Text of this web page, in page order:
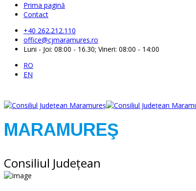
Prima pagină
Contact
+40 262.212.110
office@cjmaramures.ro
Luni - Joi: 08:00 - 16.30; Vineri: 08:00 - 14:00
RO
EN
MARAMUREŞ
Consiliul Judeţean